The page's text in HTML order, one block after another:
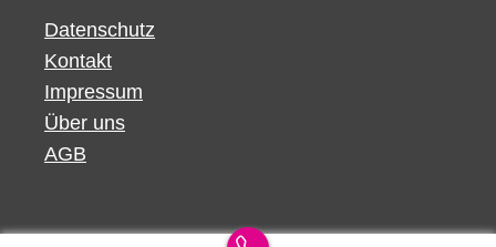
Datenschutz
Kontakt
Impressum
Über uns
AGB